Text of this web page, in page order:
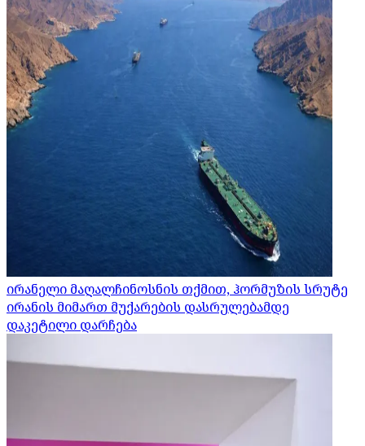
ირანელი მაღალჩინოსნის თქმით, ჰორმუზის სრუტე
ირანის მიმართ მუქარების დასრულებამდე
დაკეტილი დარჩება